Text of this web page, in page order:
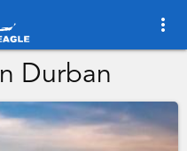
more_vert
Durban